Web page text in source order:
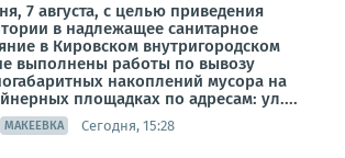
7 августа, с целью приведения
в надлежащее санитарное
в Кировском внутригородском
выполнены работы по вывозу
накоплений мусора на
площадках по адресам: ул....
МАКЕЕВКА Сегодня, 15:28